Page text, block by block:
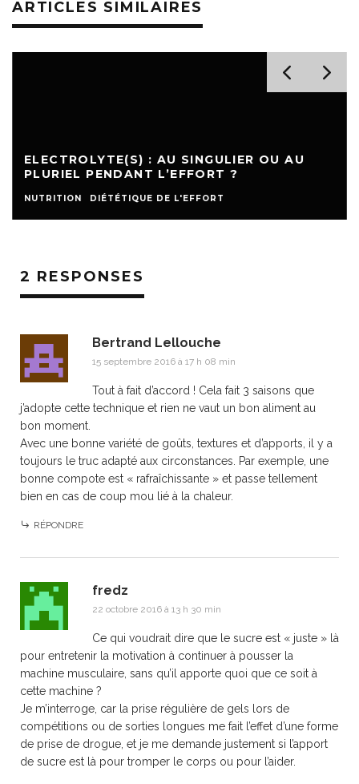
ARTICLES SIMILAIRES
ELECTROLYTE(S) : AU SINGULIER OU AU
PLURIEL PENDANT L’EFFORT ?
NUTRITION DIÉTÉTIQUE DE L'EFFORT
2 RESPONSES
Bertrand Lellouche
15 septembre 2016 à 17 h 08 min
Tout à fait d’accord ! Cela fait 3 saisons que
j’adopte cette technique et rien ne vaut un bon aliment au
bon moment.
Avec une bonne variété de goûts, textures et d’apports, il y a
toujours le truc adapté aux circonstances. Par exemple, une
bonne compote est « rafraîchissante » et passe tellement
bien en cas de coup mou lié à la chaleur.
RÉPONDRE
fredz
22 octobre 2016 à 13 h 30 min
Ce qui voudrait dire que le sucre est « juste » là
pour entretenir la motivation à continuer à pousser la
machine musculaire, sans qu’il apporte quoi que ce soit à
cette machine ?
Je m’interroge, car la prise régulière de gels lors de
compétitions ou de sorties longues me fait l’effet d’une forme
de prise de drogue, et je me demande justement si l’apport
de sucre est là pour tromper le corps ou pour l’aider.